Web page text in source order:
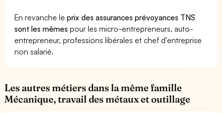
En revanche leprix des assurances prévoyances TNS
sont les mêmes pour les micro-entrepreneurs, auto-
entrepreneur, professions libérales et chef d'entreprise
non salarié.
Les autres métiers dans la même famille
Mécanique, travail des métaux et outillage